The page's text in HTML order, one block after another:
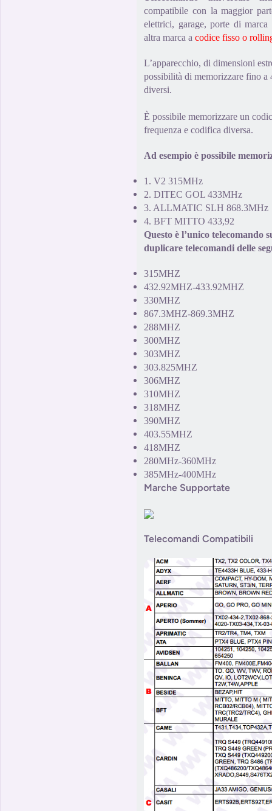
compatibile con la maggior
elettrici, garage, porte di
altra marca a codice fisso o
L’apparecchio, di dimensioni
possibilità di memorizzare fino
diversi.
È possibile memorizzare un
frequenza e codifica diversa.
Ad esempio è possibile
1. V2 315MHz
2. DITEC GOL 433MHz
3. ALLMATIC SLH 868.3MHz
4. BFT MITTO 433,92
Questo è l’unico telecomando
duplicare telecomandi delle
315MHZ
432.92MHZ-433.92MHZ
330MHZ
867.3MHZ-869.3MHZ
288MHZ
300MHZ
303MHZ
303.825MHZ
306MHZ
310MHZ
318MHZ
390MHZ
403.55MHZ
418MHZ
280MHz-360MHz
385MHz-400MHz
Marche Supportate
Telecomandi Compatibili